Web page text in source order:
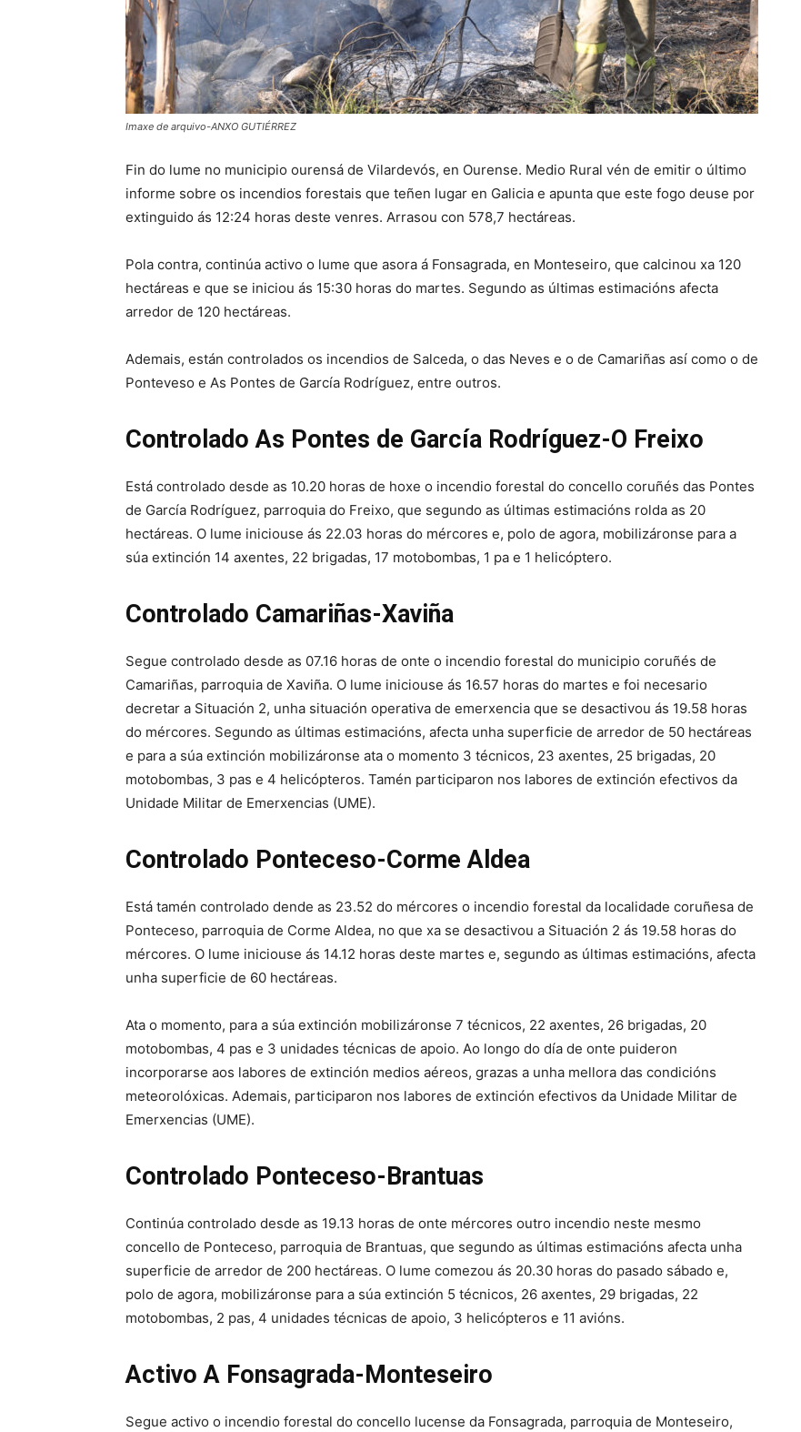
Imaxe de arquivo-ANXO GUTIÉRREZ
Fin do lume no municipio ourensá de Vilardevós, en Ourense. Medio Rural vén de emitir o último
informe sobre os incendios forestais que teñen lugar en Galicia e apunta que este fogo deuse por
extinguido ás 12:24 horas deste venres. Arrasou con 578,7 hectáreas.
Pola contra, continúa activo o lume que asora á Fonsagrada, en Monteseiro, que calcinou xa 120
hectáreas e que se iniciou ás 15:30 horas do martes. Segundo as últimas estimacións afecta
arredor de 120 hectáreas.
Ademais, están controlados os incendios de Salceda, o das Neves e o de Camariñas así como o de
Ponteveso e As Pontes de García Rodríguez, entre outros.
Controlado As Pontes de García Rodríguez-O Freixo
Está controlado desde as 10.20 horas de hoxe o incendio forestal do concello coruñés das Pontes
de García Rodríguez, parroquia do Freixo, que segundo as últimas estimacións rolda as 20
hectáreas. O lume iniciouse ás 22.03 horas do mércores e, polo de agora, mobilizáronse para a
súa extinción 14 axentes, 22 brigadas, 17 motobombas, 1 pa e 1 helicóptero.
Controlado Camariñas-Xaviña
Segue controlado desde as 07.16 horas de onte o incendio forestal do municipio coruñés de
Camariñas, parroquia de Xaviña. O lume iniciouse ás 16.57 horas do martes e foi necesario
decretar a Situación 2, unha situación operativa de emerxencia que se desactivou ás 19.58 horas
do mércores. Segundo as últimas estimacións, afecta unha superficie de arredor de 50 hectáreas
e para a súa extinción mobilizáronse ata o momento 3 técnicos, 23 axentes, 25 brigadas, 20
motobombas, 3 pas e 4 helicópteros. Tamén participaron nos labores de extinción efectivos da
Unidade Militar de Emerxencias (UME).
Controlado Ponteceso-Corme Aldea
Está tamén controlado dende as 23.52 do mércores o incendio forestal da localidade coruñesa de
Ponteceso, parroquia de Corme Aldea, no que xa se desactivou a Situación 2 ás 19.58 horas do
mércores. O lume iniciouse ás 14.12 horas deste martes e, segundo as últimas estimacións, afecta
unha superficie de 60 hectáreas.
Ata o momento, para a súa extinción mobilizáronse 7 técnicos, 22 axentes, 26 brigadas, 20
motobombas, 4 pas e 3 unidades técnicas de apoio. Ao longo do día de onte puideron
incorporarse aos labores de extinción medios aéreos, grazas a unha mellora das condicións
meteorolóxicas. Ademais, participaron nos labores de extinción efectivos da Unidade Militar de
Emerxencias (UME).
Controlado Ponteceso-Brantuas
Continúa controlado desde as 19.13 horas de onte mércores outro incendio neste mesmo
concello de Ponteceso, parroquia de Brantuas, que segundo as últimas estimacións afecta unha
superficie de arredor de 200 hectáreas. O lume comezou ás 20.30 horas do pasado sábado e,
polo de agora, mobilizáronse para a súa extinción 5 técnicos, 26 axentes, 29 brigadas, 22
motobombas, 2 pas, 4 unidades técnicas de apoio, 3 helicópteros e 11 avións.
Activo A Fonsagrada-Monteseiro
Segue activo o incendio forestal do concello lucense da Fonsagrada, parroquia de Monteseiro,